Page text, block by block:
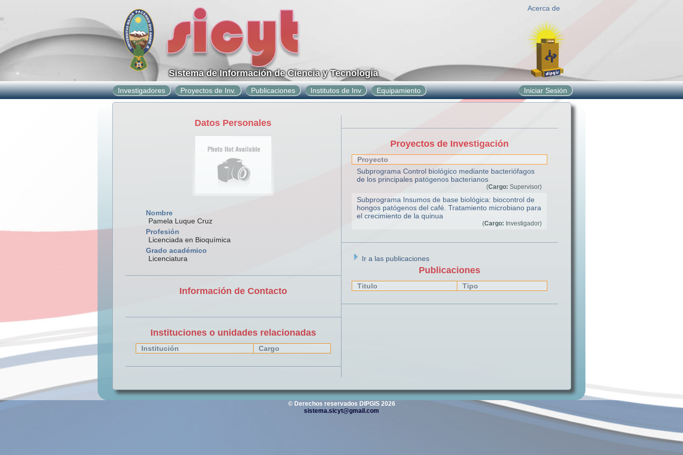
Acerca de
Sistema de Información de Ciencia y Tecnología
Investigadores Proyectos de Inv. Publicaciones Institutos de Inv Equipamiento Iniciar Sesión
Datos Personales
Nombre
Pamela Luque Cruz
Profesión
Licenciada en Bioquímica
Grado académico
Licenciatura
Información de Contacto
Instituciones o unidades relacionadas
Institución Cargo
Proyectos de Investigación
Proyecto
Subprograma Control biológico mediante bacteriófagos
de los principales patógenos bacterianos
(Cargo: Supervisor)
Subprograma Insumos de base biológica: biocontrol de
hongos patógenos del café. Tratamiento microbiano para
el crecimiento de la quinua
(Cargo: Investigador)
Ir a las publicaciones
Publicaciones
Titulo Tipo
© Derechos reservados DIPGIS 2026
sistema.sicyt@gmail.com